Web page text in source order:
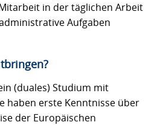
in der täglichen Arbeit
Aufgaben
(duales) Studium mit
haben erste Kenntnisse über
der Europäischen